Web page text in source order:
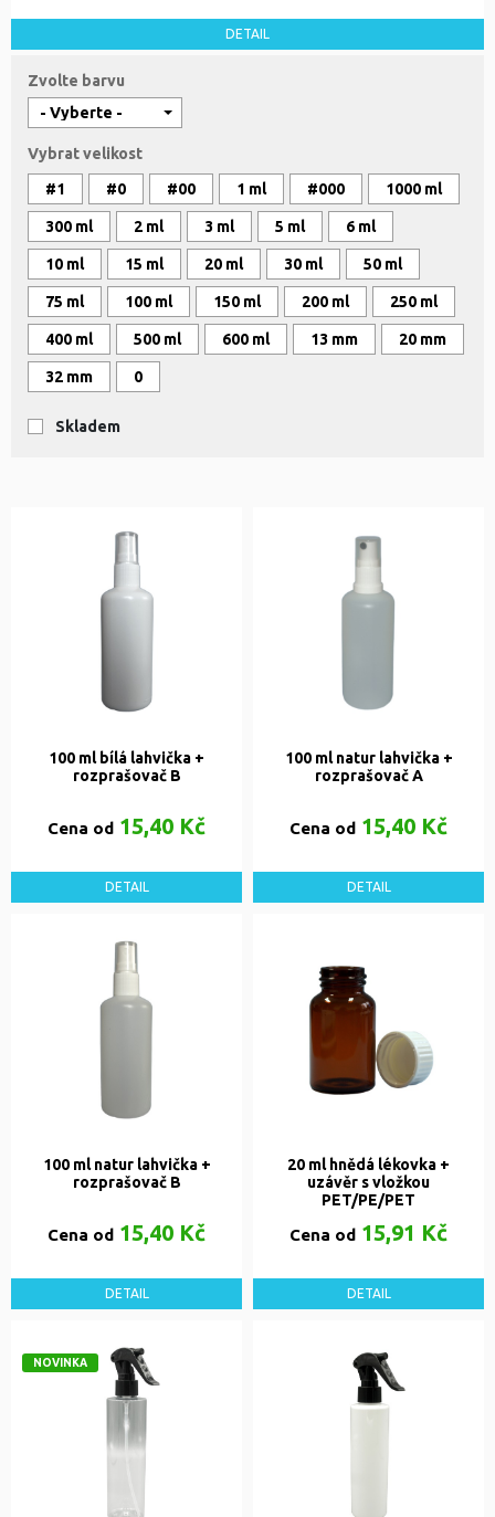
DETAIL
Zvolte barvu
Vybrat velikost
#1
#0 #00 1 ml #000 1000 ml
300 ml 2 ml 3 ml 5 ml 6 ml
10 ml 15 ml 20 ml 30 ml 50 ml
75 ml 100 ml 150 ml 200 ml 250 ml
400 ml 500 ml 600 ml 13 mm 20 mm
32 mm 0
Skladem
100 ml bílá lahvička +
rozprašovač B
Cena od 15,40 Kč
DETAIL
100 ml natur lahvička +
rozprašovač A
Cena od 15,40 Kč
DETAIL
100 ml natur lahvička +
rozprašovač B
Cena od 15,40 Kč
DETAIL
20 ml hnědá lékovka +
uzávěr s vložkou
PET/PE/PET
Cena od 15,91 Kč
DETAIL
NOVINKA